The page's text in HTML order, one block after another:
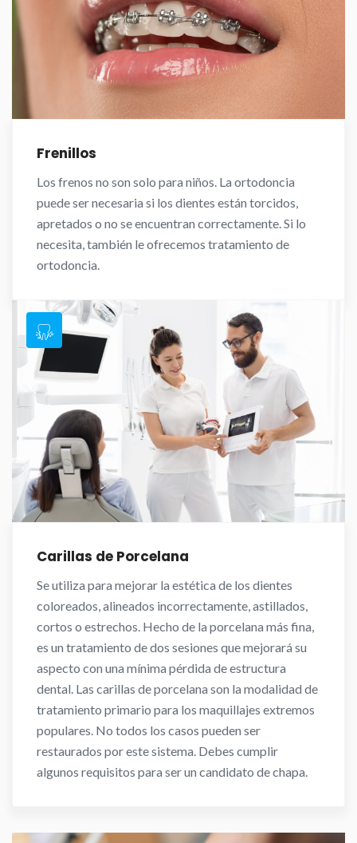
Frenillos
Los frenos no son solo para niños. La ortodoncia
puede ser necesaria si los dientes están torcidos,
apretados o no se encuentran correctamente. Si lo
necesita, también le ofrecemos tratamiento de
ortodoncia.
Carillas de Porcelana
Se utiliza para mejorar la estética de los dientes
coloreados, alineados incorrectamente, astillados,
cortos o estrechos. Hecho de la porcelana más fina,
es un tratamiento de dos sesiones que mejorará su
aspecto con una mínima pérdida de estructura
dental. Las carillas de porcelana son la modalidad de
tratamiento primario para los maquillajes extremos
populares. No todos los casos pueden ser
restaurados por este sistema. Debes cumplir
algunos requisitos para ser un candidato de chapa.